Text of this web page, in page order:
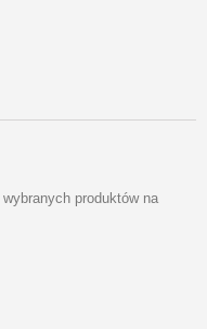
wybranych produktów na